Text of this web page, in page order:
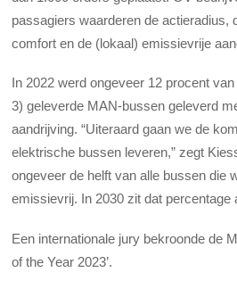
passagiers waarderen de actieradius,
comfort en de (lokaal) emissievrije
In 2022 werd ongeveer 12 procent
3) geleverde MAN-bussen geleverd
aandrijving. “Uiteraard gaan we de
elektrische bussen leveren,” zegt
ongeveer de helft van alle bussen die
emissievrij. In 2030 zit dat percentage
Een internationale jury bekroonde de
of the Year 2023’.